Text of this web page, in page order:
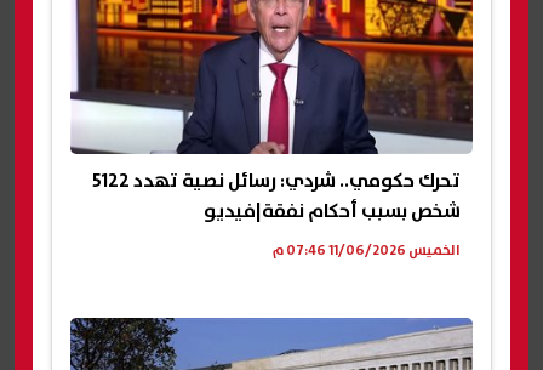
تحرك حكومي.. شردي: رسائل نصية تهدد 5122
شخص بسبب أحكام نفقة|فيديو
الخميس 11/06/2026 07:46 م